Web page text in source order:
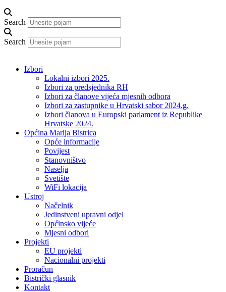
Search
Search
Izbori
Lokalni izbori 2025.
Izbori za predsjednika RH
Izbori za članove vijeća mjesnih odbora
Izbori za zastupnike u Hrvatski sabor 2024.g.
Izbori članova u Europski parlament iz Republike
Hrvatske 2024.
Općina Marija Bistrica
Opće informacije
Povijest
Stanovništvo
Naselja
Svetište
WiFi lokacija
Ustroj
Načelnik
Jedinstveni upravni odjel
Općinsko vijeće
Mjesni odbori
Projekti
EU projekti
Nacionalni projekti
Proračun
Bistrički glasnik
Kontakt